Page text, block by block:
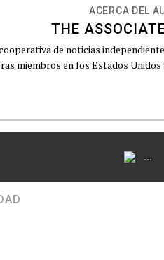
ACERCA DEL
THE
de noticias
miembros en los Estados
...